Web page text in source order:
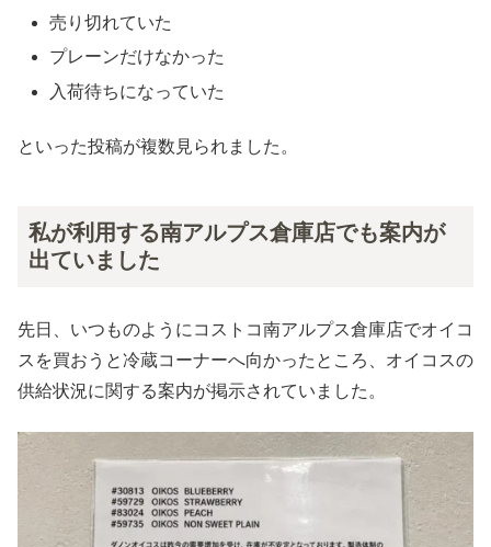
売り切れていた
プレーンだけなかった
入荷待ちになっていた
といった投稿が複数見られました。
私が利用する南アルプス倉庫店でも案内が
出ていました
先日、いつものようにコストコ南アルプス倉庫店でオイコ
スを買おうと冷蔵コーナーへ向かったところ、オイコスの
供給状況に関する案内が掲示されていました。